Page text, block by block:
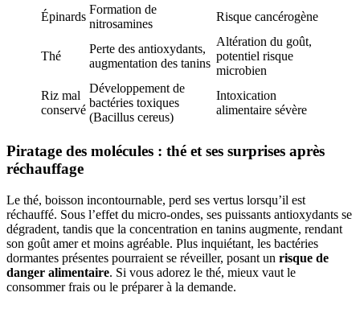
Épinards
Formation de
nitrosamines
Risque cancérogène
Thé
Perte des antioxydants,
augmentation des tanins
Altération du goût,
potentiel risque
microbien
Riz mal
conservé
Développement de
bactéries toxiques
(Bacillus cereus)
Intoxication
alimentaire sévère
Piratage des molécules : thé et ses surprises après
réchauffage
Le thé, boisson incontournable, perd ses vertus lorsqu’il est
réchauffé. Sous l’effet du micro-ondes, ses puissants antioxydants se
dégradent, tandis que la concentration en tanins augmente, rendant
son goût amer et moins agréable. Plus inquiétant, les bactéries
dormantes présentes pourraient se réveiller, posant un risque de
danger alimentaire. Si vous adorez le thé, mieux vaut le
consommer frais ou le préparer à la demande.